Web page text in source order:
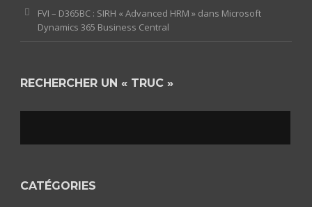
FVI – D365BC : SIRH « Advanced HRM » dans Microsoft
Dynamics 365 Business Central
RECHERCHER UN « TRUC »
CATÉGORIES